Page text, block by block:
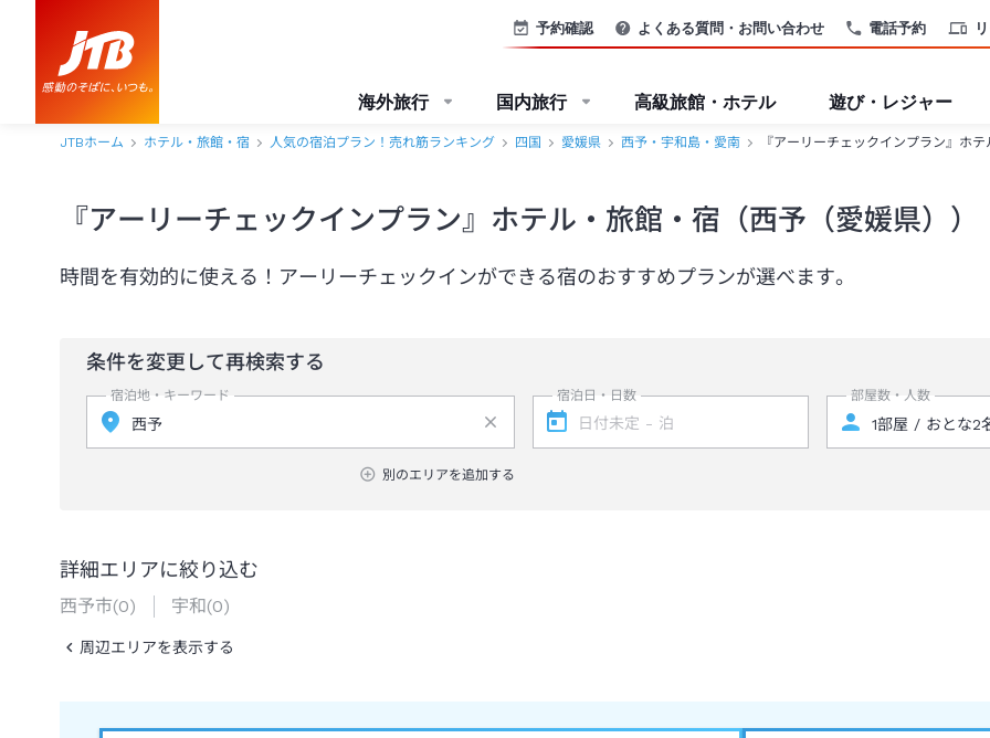
電話予約
予約確認 よくある質問・お問い合わせ
海外旅行 国内旅行 高級旅館・ホテル 遊び・レジャー
JTBホーム ホテル・旅館・宿 人気の宿泊プラン！売れ筋ランキング 四国 愛媛県 西予・宇和島・愛南 『アーリーチェックインプラン』ホ
『アーリーチェックインプラン』ホテル・旅館・宿（西予（愛媛県））
時間を有効的に使える！アーリーチェックインができる宿のおすすめプランが選べます。
条件を変更して再検索する
宿泊地・キーワード
別のエリアを追加する
宿泊日・日数 部屋数・人数
詳細エリアに絞り込む
西予市(0) 宇和(0)
周辺エリアを表示する